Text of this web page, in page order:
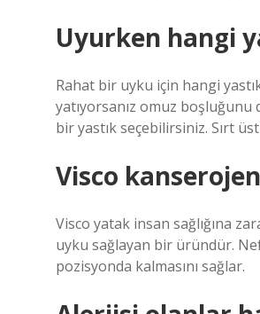
Uyurken hangi
Rahat bir uyku için hangi
yatıyorsanız omuz boşluğunu
bir yastık seçebilirsiniz. Sırt
Visco
Visco yatak insan sağlığına
uyku sağlayan bir üründür.
pozisyonda kalmasını sağlar.